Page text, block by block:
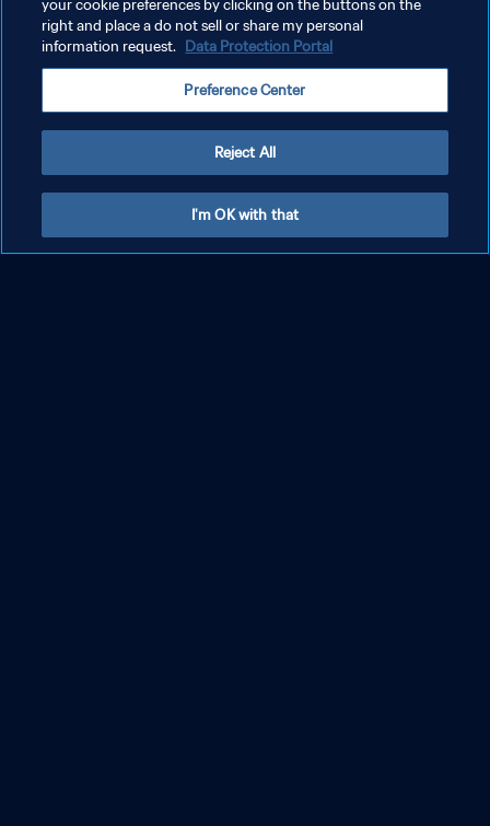
VER MÁS
JUGADORAS BAJO LA LUPA Mostrar todo
your cookie preferences by clicking on the buttons on the
right and place a do not sell or share my personal
information request. Data Protection Portal
Preference Center
Reject All
I'm OK with that